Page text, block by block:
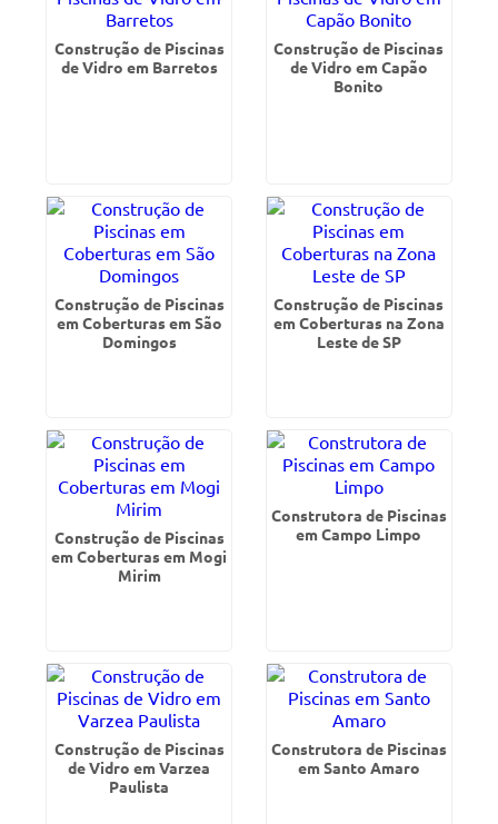
Construção de Piscinas
de Vidro em Barretos
Construção de Piscinas
de Vidro em Capão
Bonito
Construção de Piscinas
em Coberturas em São
Domingos
Construção de Piscinas
em Coberturas na Zona
Leste de SP
Construção de Piscinas
em Coberturas em Mogi
Mirim
Construtora de Piscinas
em Campo Limpo
Construção de Piscinas
de Vidro em Varzea
Paulista
Construtora de Piscinas
em Santo Amaro